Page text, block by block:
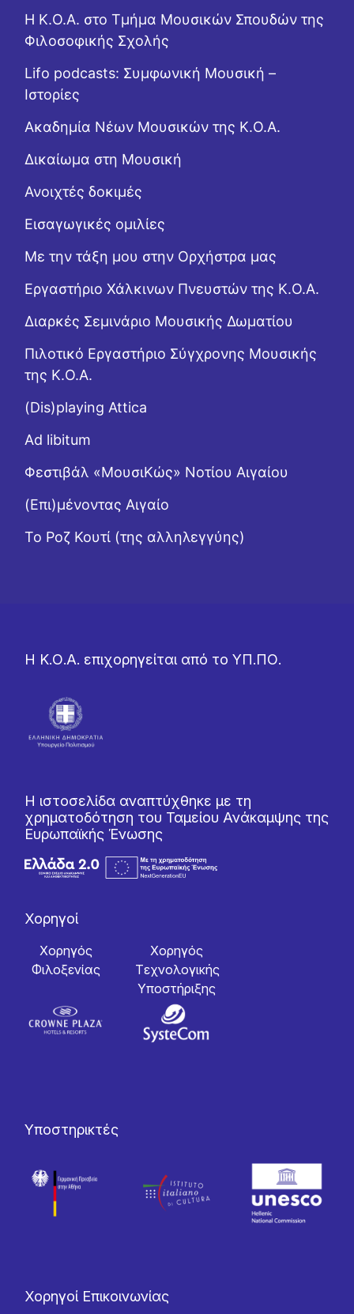
Η Κ.Ο.Α. στο Τμήμα Μουσικών Σπουδών της
Φιλοσοφικής Σχολής
Lifo podcasts: Συμφωνική Μουσική –
Ιστορίες
Ακαδημία Νέων Μουσικών της Κ.Ο.Α.
Δικαίωμα στη Μουσική
Ανοιχτές δοκιμές
Εισαγωγικές ομιλίες
Με την τάξη μου στην Ορχήστρα μας
Εργαστήριo Χάλκινων Πνευστών της Κ.Ο.Α.
Διαρκές Σεμινάριο Μουσικής Δωματίου
Πιλοτικό Εργαστήριο Σύγχρονης Μουσικής
της Κ.Ο.Α.
(Dis)playing Attica
Ad libitum
Φεστιβάλ «ΜουσιΚώς» Νοτίου Αιγαίου
(Επι)μένοντας Αιγαίο
Το Ροζ Κουτί (της αλληλεγγύης)
Η Κ.Ο.Α. επιχορηγείται από το ΥΠ.ΠΟ.
Η ιστοσελίδα αναπτύχθηκε με τη
χρηματοδότηση του Ταμείου Ανάκαμψης της
Ευρωπαϊκής Ένωσης
Χορηγοί
Χορηγός
Φιλοξενίας
Χορηγός
Tεχνολογικής
Yποστήριξης
Υποστηρικτές
Χορηγοί Επικοινωνίας